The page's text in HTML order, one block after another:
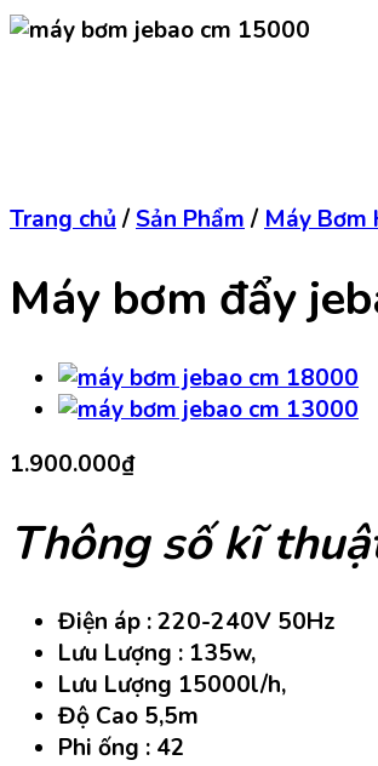
Trang chủ/Sản Phẩm/Máy Bơm
Máy bơm đẩy
1.900.000₫
Thông số kĩ
Điện áp : 220-240V 50Hz
Lưu Lượng : 135w,
Lưu Lượng 15000l/h,
Độ Cao 5,5m
Phi ống : 42